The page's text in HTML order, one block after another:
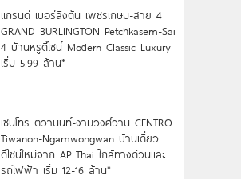
แกรนด์ เบอร์ลิงตัน เพชรเกษม-สาย 4
GRAND BURLINGTON Petchkasem-Sai
4 บ้านหรูดีไซน์ Modern Classic Luxury
เริ่ม 5.99 ล้าน*
เซนโทร ติวานนท์-งามวงศ์วาน CENTRO
Tiwanon-Ngamwongwan บ้านเดี่ยว
ดีไซน์ใหม่จาก AP Thai ใกล้ทางด่วนและ
รถไฟฟ้า เริ่ม 12-16 ล้าน*